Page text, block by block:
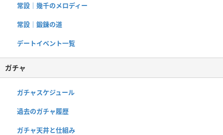
常設｜幾千のメロディー
常設｜鍛錬の道
デートイベント一覧
ガチャ
ガチャスケジュール
過去のガチャ履歴
ガチャ天井と仕組み